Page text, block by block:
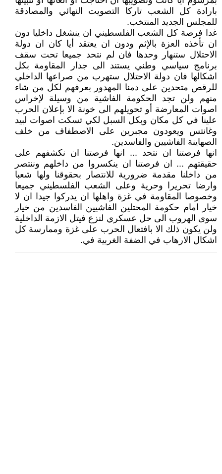
بارادة كل الشعب تاركا التصويت النهائي والمصادقة
للمجلس الجديد المنتخب.
غدا فرصة كل الشعب الفلسطيني ان ينشغل داخليا دون
ان تأخذه العزة بالإثم ودون ان يعتقد أيا كان ان دولة
الاحتلال ستنهار وحدها فان لم نتحد جميعا تحت سقف
برنامج سياسي وطني يستند الى جدار المقاومة بكل
اشكالها فان دولة الاحتلال ستهرب من صراعها الداخلي
للرقص متحدين على دمنا المهدور بعرفهم لكل من شاء
منهم ولن تجد الحكومة الفاشية من وسيلة لإخراس
اصوات المعارضة أو تحويلهم الى خونة الا بإعلان الحرب
علينا في كل مكان وبكل السبل لكي تسكت اصوات لبيد
وغانتس ويعودون مجبرين على الاصطفاف من خلف
الصهاينة الفاشيين والفاسدين.
انها فرصتنا ان نتحد ... انها فرصتنا ان نكشفهم على
حقيقتهم ... ان فرصتنا ان ينكسروا من داخلهم وننتصر
من داخلنا مقدمة ضرورية للانتصار بحقوقنا ولها شعبا
وارضا تحريرا وحرية وعلى الشعب الفلسطيني جميعا
وخصوصا المقاومة في غزة واهلها ان يدركوا جيدا ان لا
خيار امام حكومة المحتلين الفاشيين الفاسدين من خيار
سوى الهروب الى حل عسكري لنزع فيتل الازمة الداخلية
ولن يكون ذلك الا بافتعال الحرب على غزة وممارسة كل
اشكال الارهاب في الضفة الغربية في.